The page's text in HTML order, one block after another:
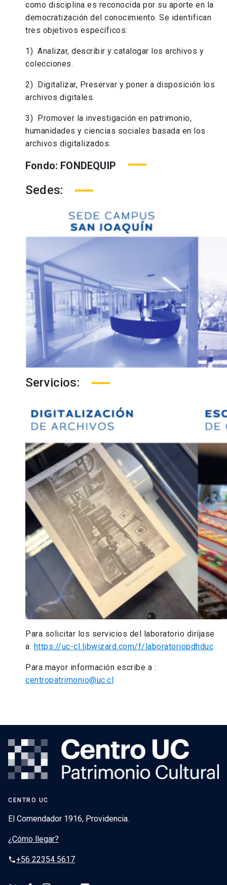
como disciplina es reconocida por su aporte en la
democratización del conocimiento. Se identifican
tres objetivos específicos:
1) Analizar, describir y catalogar los archivos y
colecciones.
2) Digitalizar, Preservar y poner a disposición los
archivos digitales.
3) Promover la investigación en patrimonio,
humanidades y ciencias sociales basada en los
archivos digitalizados.
Fondo: FONDEQUIP
Sedes:
Servicios:
Para solicitar los servicios del laboratorio diríjase
a: https://uc-cl.libwizard.com/f/laboratoriopdhduc
Para mayor información escribe a :
centropatrimonio@uc.cl
CENTRO UC
El Comendador 1916, Providencia.
¿Cómo llegar?
phone+56 22354 5617